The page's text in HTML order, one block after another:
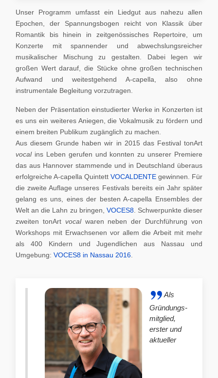
Unser Programm umfasst ein Liedgut aus nahezu allen
Epochen, der Spannungsbogen reicht von Klassik über
Romantik bis hinein in zeitgenössisches Repertoire, um
Konzerte mit spannender und abwechslungsreicher
musikalischer Mischung zu gestalten. Dabei legen wir
großen Wert darauf, die Stücke ohne großen technischen
Aufwand und weitestgehend A-capella, also ohne
instrumentale Begleitung vorzutragen.
Neben der Präsentation einstudierter Werke in Konzerten ist
es uns ein weiteres Aniegen, die Vokalmusik zu fördern und
einem breiten Publikum zugänglich zu machen.
Aus diesem Grunde haben wir in 2015 das Festival tonArt
vocal ins Leben gerufen und konnten zu unserer Premiere
das aus Hannover stammende und in Deutschland überaus
erfolgreiche A-capella Quintett VOCALDENTE gewinnen. Für
die zweite Auflage unseres Festivals bereits ein Jahr später
gelang es uns, eines der besten A-capella Ensembles der
Welt an die Lahn zu bringen, VOCES8. Schwerpunkte dieser
zweiten tonArt vocalwaren neben der Durchführung von
Workshops mit Erwachsenen vor allem die Arbeit mit mehr
als 400 Kindern und Jugendlichen aus Nassau und
Umgebung: VOCES8 in Nassau 2016
Als
Gründungs-
mitglied,
erster und
aktueller